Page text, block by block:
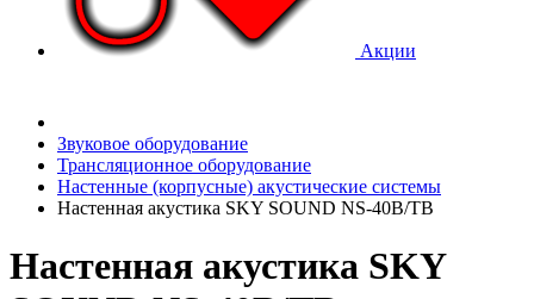
Акции
Звуковое оборудование
Трансляционное оборудование
Настенные (корпусные) акустические системы
Настенная акустика SKY SOUND NS-40B/TB
Настенная акустика SKY